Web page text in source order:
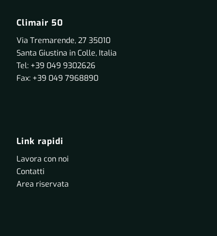
Climair 50
Via Tremarende, 27 35010
Santa Giustina in Colle, Italia
Tel: +39 049 9302626
Fax: +39 049 7968890
Link rapidi
Lavora con noi
Contatti
Area riservata